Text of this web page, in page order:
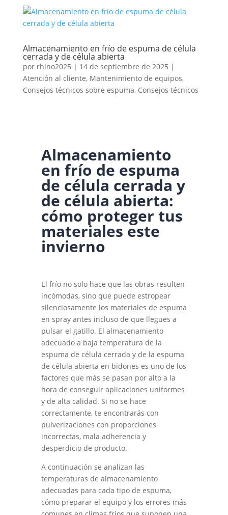
Almacenamiento en frío de espuma de célula
cerrada y de célula abierta
por rhino2025 | 14 de septiembre de 2025 |
Atención al cliente, Mantenimiento de equipos,
Consejos técnicos sobre espuma, Consejos técnicos
Almacenamiento
en frío de espuma
de célula cerrada y
de célula abierta:
cómo proteger tus
materiales este
invierno
El frío no solo hace que las obras resulten
incómodas, sino que puede estropear
silenciosamente los materiales de espuma
en spray antes incluso de que llegues a
pulsar el gatillo. El almacenamiento
adecuado a baja temperatura de la
espuma de célula cerrada y de la espuma
de célula abierta en bidones es uno de los
factores que más se pasan por alto a la
hora de conseguir aplicaciones uniformes
y de alta calidad. Si no se hace
correctamente, te encontrarás con
pulverizaciones con proporciones
incorrectas, mala adherencia y
desperdicio de producto.
A continuación se analizan las
temperaturas de almacenamiento
adecuadas para cada tipo de espuma,
cómo preparar el equipo y los errores más